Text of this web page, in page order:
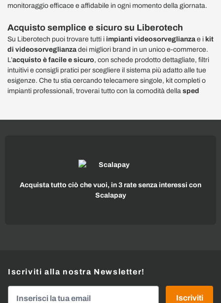
monitoraggio efficace e affidabile in ogni momento della giornata.
Acquisto semplice e sicuro su Liberotech
Su Liberotech puoi trovare tutti i impianti videosorveglianza e i kit
di videosorveglianza dei migliori brand in un unico e-commerce.
L’acquisto è facile e sicuro, con schede prodotto dettagliate, filtri
intuitivi e consigli pratici per scegliere il sistema più adatto alle tue
esigenze. Che tu stia cercando telecamere singole, kit completi o
impianti professionali, troverai tutto con la comodità della sped
Acquista tutto ciò che vuoi, in 3 rate senza interessi con
Scalapay
Iscriviti alla nostra Newsletter!
Iscriviti